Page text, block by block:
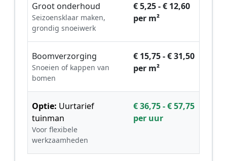
Groot onderhoud
Seizoensklaar maken,
grondig snoeiwerk
€ 5,25 - € 12,60
per m²
Boomverzorging
Snoeien of kappen van
bomen
€ 15,75 - € 31,50
per m²
Optie: Uurtarief
tuinman
Voor flexibele
werkzaamheden
€ 36,75 - € 57,75
per uur